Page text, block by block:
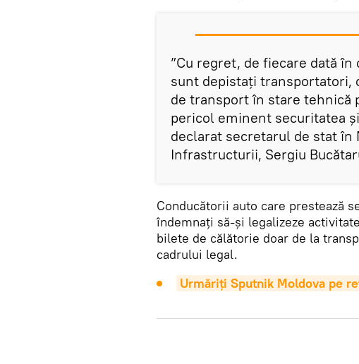
”Cu regret, de fiecare dată
sunt depistați transportatori,
de transport în stare tehnică
pericol eminent securitatea
declarat secretarul de stat în
Infrastructurii, Sergiu
Conducătorii auto care prestează
îndemnați să-și legalizeze
bilete de călătorie doar de la
cadrului legal.
Urmăriți Sputnik Moldova pe